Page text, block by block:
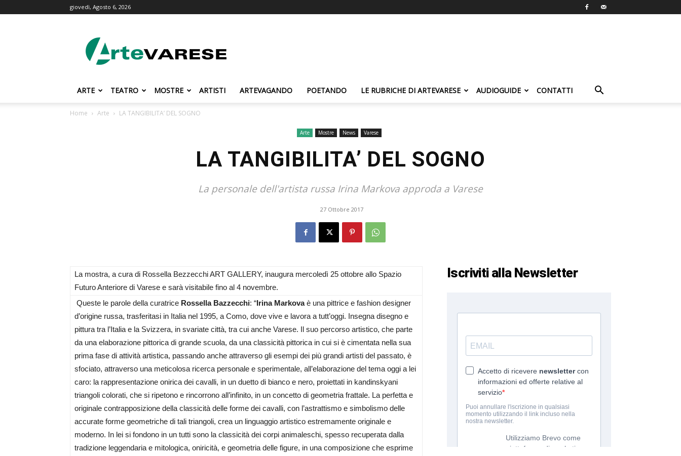
giovedì, Agosto 6, 2026
ARTE TEATRO MOSTRE ARTISTI ARTEVAGANDO POETANDO LE RUBRICHE DI ARTEVARESE AUDIOGUIDE CONTATTI
Home Arte LA TANGIBILITA’ DEL SOGNO
Arte Mostre News Varese
LA TANGIBILITA’ DEL SOGNO
La personale dell'artista russa Irina Markova approda a Varese
27 Ottobre 2017
La mostra, a cura di Rossella Bezzecchi ART GALLERY, inaugura mercoledì 25 ottobre allo Spazio
Futuro Anteriore di Varese e sarà visitabile fino al 4 novembre.
Queste le parole della curatrice Rossella Bazzecchi: “Irina Markovaè una pittrice e fashion designer
d’origine russa, trasferitasi in Italia nel 1995, a Como, dove vive e lavora a tutt’oggi. Insegna disegno e
pittura tra l’Italia e la Svizzera, in svariate città, tra cui anche Varese. Il suo percorso artistico, che parte
da una elaborazione pittorica di grande scuola, da una classicità pittorica in cui si è cimentata nella sua
prima fase di attività artistica, passando anche attraverso gli esempi dei più grandi artisti del passato, è
sfociato, attraverso una meticolosa ricerca personale e sperimentale, all’elaborazione del tema oggi a lei
caro: la rappresentazione onirica dei cavalli, in un duetto di bianco e nero, proiettati in kandinskyani
triangoli colorati, che si ripetono e rincorrono all’infinito, in un concetto di geometria frattale. La perfetta e
originale contrapposizione della classicità delle forme dei cavalli, con l’astrattismo e simbolismo delle
accurate forme geometriche di tali triangoli, crea un linguaggio artistico estremamente originale e
moderno. In lei si fondono in un tutti sono la classicità dei corpi animaleschi, spesso recuperata dalla
tradizione leggendaria e mitologica, oniricità, e geometria delle figure, in una composizione che esprime
Iscriviti alla Newsletter